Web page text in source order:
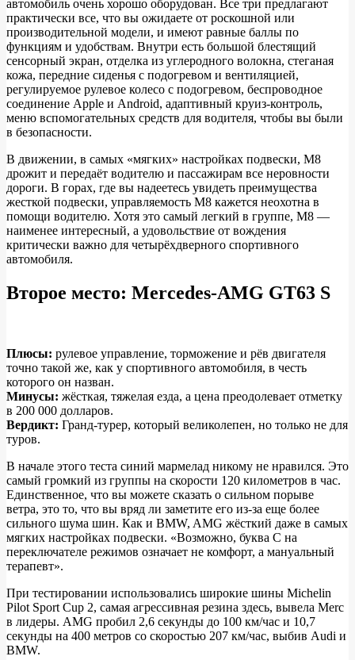
автомобиль очень хорошо оборудован. Все три предлагают
практически все, что вы ожидаете от роскошной или
производительной модели, и имеют равные баллы по
функциям и удобствам. Внутри есть большой блестящий
сенсорный экран, отделка из углеродного волокна, стеганая
кожа, передние сиденья с подогревом и вентиляцией,
регулируемое рулевое колесо с подогревом, беспроводное
соединение Apple и Android, адаптивный круиз-контроль,
меню вспомогательных средств для водителя, чтобы вы были
в безопасности.
В движении, в самых «мягких» настройках подвески, M8
дрожит и передаёт водителю и пассажирам все неровности
дороги. В горах, где вы надеетесь увидеть преимущества
жесткой подвески, управляемость M8 кажется неохотна в
помощи водителю. Хотя это самый легкий в группе, M8 —
наименее интересный, а удовольствие от вождения
критически важно для четырёхдверного спортивного
автомобиля.
Второе место: Mercedes-AMG GT63 S
Плюсы: рулевое управление, торможение и рёв двигателя
точно такой же, как у спортивного автомобиля, в честь
которого он назван.
Минусы: жёсткая, тяжелая езда, а цена преодолевает отметку
в 200 000 долларов.
Вердикт: Гранд-турер, который великолепен, но только не для
туров.
В начале этого теста синий мармелад никому не нравился. Это
самый громкий из группы на скорости 120 километров в час.
Единственное, что вы можете сказать о сильном порыве
ветра, это то, что вы вряд ли заметите его из-за еще более
сильного шума шин. Как и BMW, AMG жёсткий даже в самых
мягких настройках подвески. «Возможно, буква C на
переключателе режимов означает не комфорт, а мануальный
терапевт».
При тестировании использовались широкие шины Michelin
Pilot Sport Cup 2, самая агрессивная резина здесь, вывела Merc
в лидеры. AMG пробил 2,6 секунды до 100 км/час и 10,7
секунды на 400 метров со скоростью 207 км/час, выбив Audi и
BMW.